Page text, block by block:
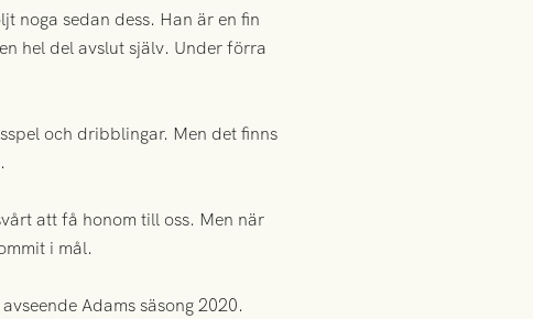
noga sedan dess. Han är en fin
hel del avslut själv. Under förra
och dribblingar. Men det finns
att få honom till oss. Men när
i mål.
Adams säsong 2020.